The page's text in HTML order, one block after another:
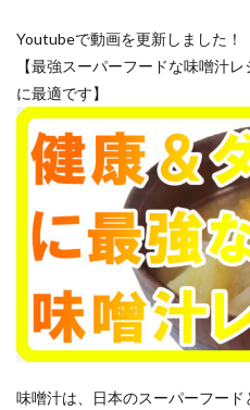
Youtubeで動画を更新しました！
【最強スーパーフードな味噌汁
に最適です】
味噌汁は、日本のスーパーフー